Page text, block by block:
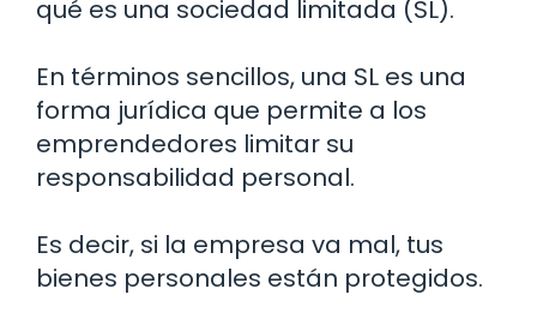
qué es una sociedad limitada (SL).
En términos sencillos, una SL es una
forma jurídica que permite a los
emprendedores limitar su
responsabilidad personal.
Es decir, si la empresa va mal, tus
bienes personales están protegidos.